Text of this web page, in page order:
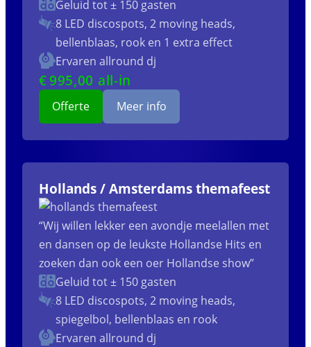
Geluid tot ± 150 gasten
8 LED discospots, 2 moving heads,
bellenblaas, rook en 1 extra effect
Ervaren allround dj
€995,00 all-in
Offerte Meer info
Hollands / Amsterdams themafeest
“Wij willen lekker een avondje meelallen met
en dansen op de leukste Hollandse Hits en
zoeken dan ook een oer Hollandse show”
Geluid tot ± 150 gasten
8 LED discospots, 2 moving heads,
spiegelbol, bellenblaas en rook
Ervaren allround dj